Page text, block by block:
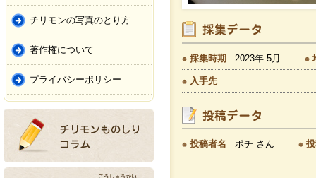
チリモンの写真のとり方
著作権について
プライバシーポリシー
採集時期 2023年 5月
入手先
投稿者名 ポチ さん